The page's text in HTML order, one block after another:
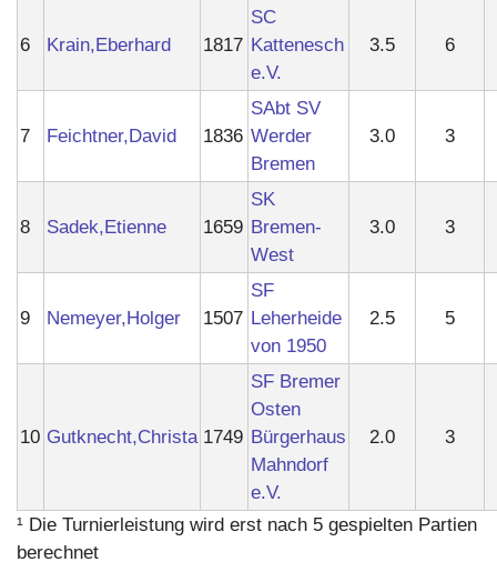
6 Krain,Eberhard 1817
SC
Kattenesch
e.V.
3.5 6
7 Feichtner,David 1836
SAbt SV
Werder
Bremen
3.0 3
8 Sadek,Etienne 1659
SK
Bremen-
West
3.0 3
9 Nemeyer,Holger 1507
SF
Leherheide
von 1950
2.5 5
10 Gutknecht,Christa 1749
SF Bremer
Osten
Bürgerhaus
Mahndorf
e.V.
2.0 3
¹ Die Turnierleistung wird erst nach 5 gespielten Partien
berechnet